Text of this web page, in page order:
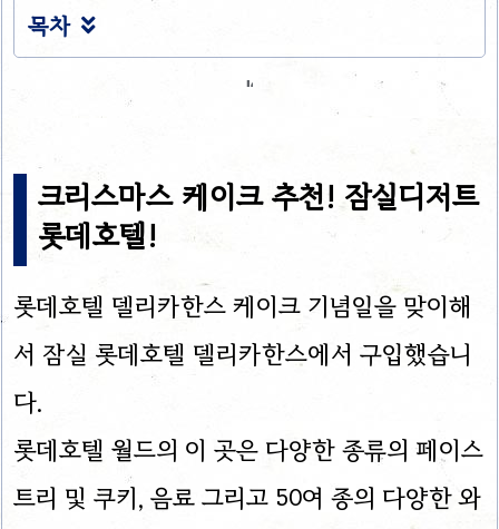
목차 
크리스마스 케이크 추천! 잠실디저트
롯데호텔!
롯데호텔 델리카한스 케이크 기념일을 맞이해
서 잠실 롯데호텔 델리카한스에서 구입했습니
다.
롯데호텔 월드의 이 곳은 다양한 종류의 페이스
트리 및 쿠키, 음료 그리고 50여 종의 다양한 와